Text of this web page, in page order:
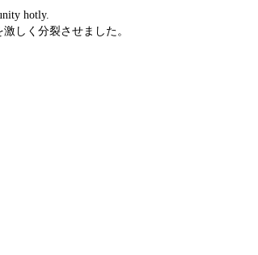
hotly.
しく分裂させました。